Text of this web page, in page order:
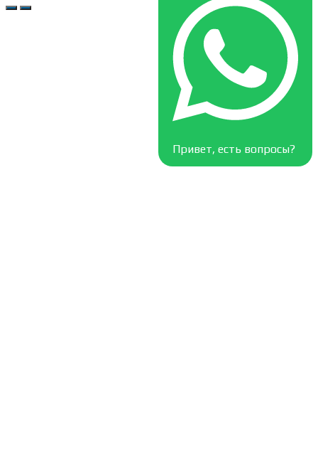
Привет, есть вопросы?